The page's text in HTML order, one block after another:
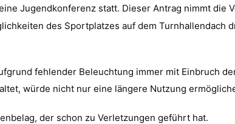
Jugendkonferenz statt. Dieser Antrag nimmt die
des Sportplatzes auf dem
fehlender Beleuchtung immer mit Einbruch
würde nicht nur eine längere Nutzung
der schon zu Verletzungen geführt hat.